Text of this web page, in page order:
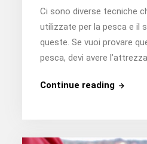
Ci sono diverse tecniche
utilizzate per la pesca e il
queste. Se vuoi provare
pesca, devi avere
Continue readingQual